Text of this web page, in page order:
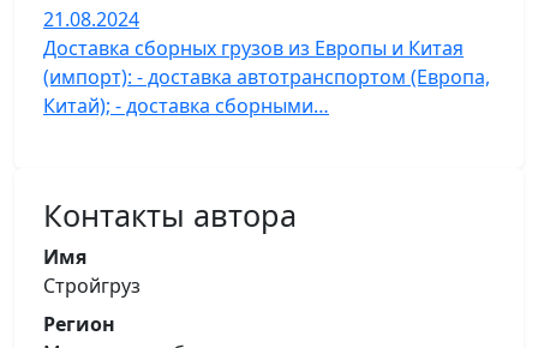
21.08.2024
Доставка сборных грузов из Европы и Китая
(импорт): - доставка автотранспортом (Европа,
Китай); - доставка сборными…
Контакты автора
Имя
Стройгруз
Регион